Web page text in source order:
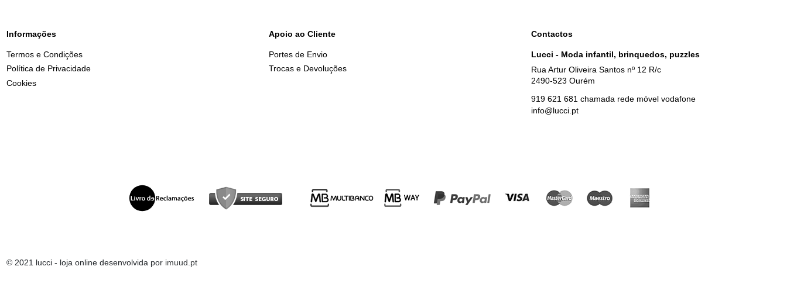
Informações
Termos e Condições
Política de Privacidade
Cookies
Apoio ao Cliente
Portes de Envio
Trocas e Devoluções
Contactos
Lucci - Moda infantil, brinquedos, puzzles
Rua Artur Oliveira Santos nº 12 R/c
2490-523 Ourém
919 621 681 chamada rede móvel vodafone
info@lucci.pt
© 2021 lucci - loja online desenvolvida por imuud.pt